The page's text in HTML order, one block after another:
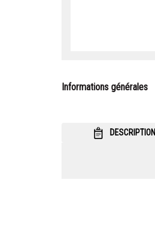
Informations générales
DESCRIPTION